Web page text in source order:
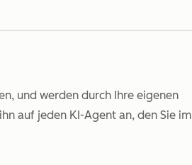
und werden durch Ihre eigenen
auf jeden KI-Agent an, den Sie im